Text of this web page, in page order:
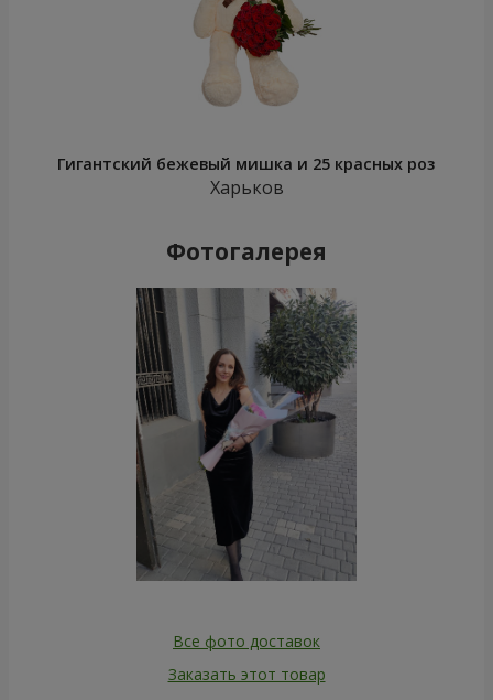
Гигантский бежевый мишка и 25 красных роз
Харьков
Фотогалерея
Все фото доставок
Заказать этот товар